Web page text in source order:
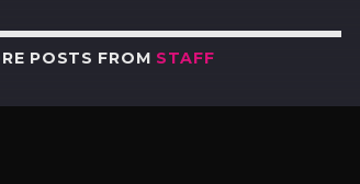
POSTS FROM STAFF